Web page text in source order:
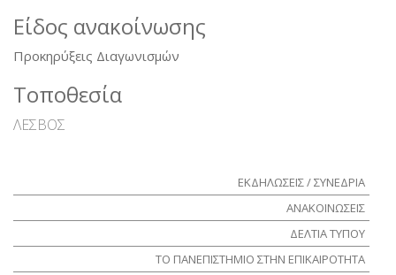
Είδος ανακοίνωσης
Προκηρύξεις Διαγωνισμών
Τοποθεσία
ΛΕΣΒΟΣ
ΕΚΔΗΛΩΣΕΙΣ / ΣΥΝΕΔΡΙΑ
ΑΝΑΚΟΙΝΩΣΕΙΣ
ΔΕΛΤΙΑ ΤΥΠΟΥ
ΤΟ ΠΑΝΕΠΙΣΤΗΜΙΟ ΣΤΗΝ ΕΠΙΚΑΙΡΟΤΗΤΑ